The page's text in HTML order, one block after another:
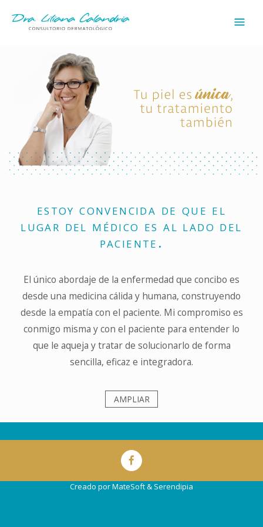
estoy convencida de que el
lugar del médico es al lado del
paciente.
El único abordaje de la enfermedad que concibo es
desde una medicina cálida y humana, construyendo
desde la empatía con el paciente. Mi compromiso es
conmigo misma y con el paciente para entender lo
que le aqueja y tratar de solucionarlo de forma
sencilla, eficaz e integradora.
AMPLIAR
Creado porMateSoft& Serendipia